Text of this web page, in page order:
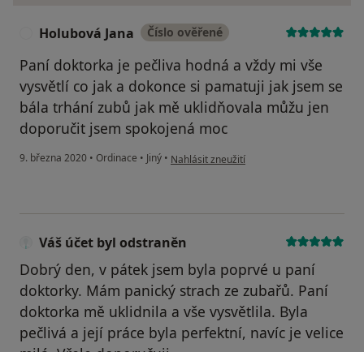
Holubová Jana Číslo ověřené
Paní doktorka je pečliva hodná a vždy mi vše
vysvětlí co jak a dokonce si pamatuji jak jsem se
bála trhání zubů jak mě uklidňovala můžu jen
doporučit jsem spokojená moc
9. března 2020 • Ordinace • Jiný • podle názoru uživatele Holubová Jana
Nahlásit zneužití
Váš účet byl odstraněn
Dobrý den, v pátek jsem byla poprvé u paní
doktorky. Mám panický strach ze zubařů. Paní
doktorka mě uklidnila a vše vysvětlila. Byla
pečlivá a její práce byla perfektní, navíc je velice